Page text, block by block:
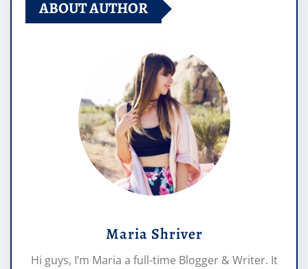
ABOUT AUTHOR
Maria Shriver
Hi guys, I’m Maria a full-time Blogger & Writer. It